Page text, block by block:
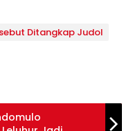
Ditangkap Judol